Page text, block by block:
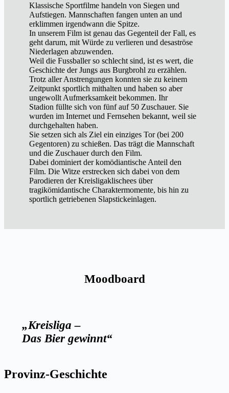
Klassische Sportfilme handeln von Siegen und
Aufstiegen. Mannschaften fangen unten an und
erklimmen irgendwann die Spitze.
In unserem Film ist genau das Gegenteil der Fall, es
geht darum, mit Würde zu verlieren und desaströse
Niederlagen abzuwenden.
Weil die Fussballer so schlecht sind, ist es wert, die
Geschichte der Jungs aus Burgbrohl zu erzählen.
Trotz aller Anstrengungen konnten sie zu keinem
Zeitpunkt sportlich mithalten und haben so aber
ungewollt Aufmerksamkeit bekommen. Ihr
Stadion füllte sich von fünf auf 50 Zuschauer. Sie
wurden im Internet und Fernsehen bekannt, weil sie
durchgehalten haben.
Sie setzen sich als Ziel ein einziges Tor (bei 200
Gegentoren) zu schießen. Das trägt die Mannschaft
und die Zuschauer durch den Film.
Dabei dominiert der komödiantische Anteil den
Film. Die Witze erstrecken sich dabei von dem
Parodieren der Kreisligaklischees über
tragikömidantische Charaktermomente, bis hin zu
sportlich getriebenen Slapstickeinlagen.
Moodboard
„Kreisliga –
Das Bier gewinnt“
Provinz-Geschichte